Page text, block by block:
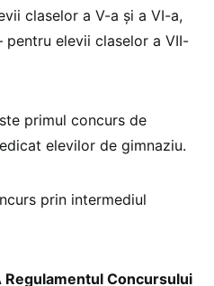
claselor a V-a și a VI-a,
pentru elevii claselor a VII-
primul concurs de
elevilor de gimnaziu.
prin intermediul
Regulamentul Concursului